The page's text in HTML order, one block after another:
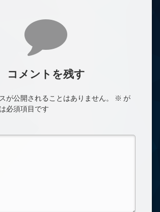
コメントを残す
が公開されることはありません。 ※ が
必須項目です